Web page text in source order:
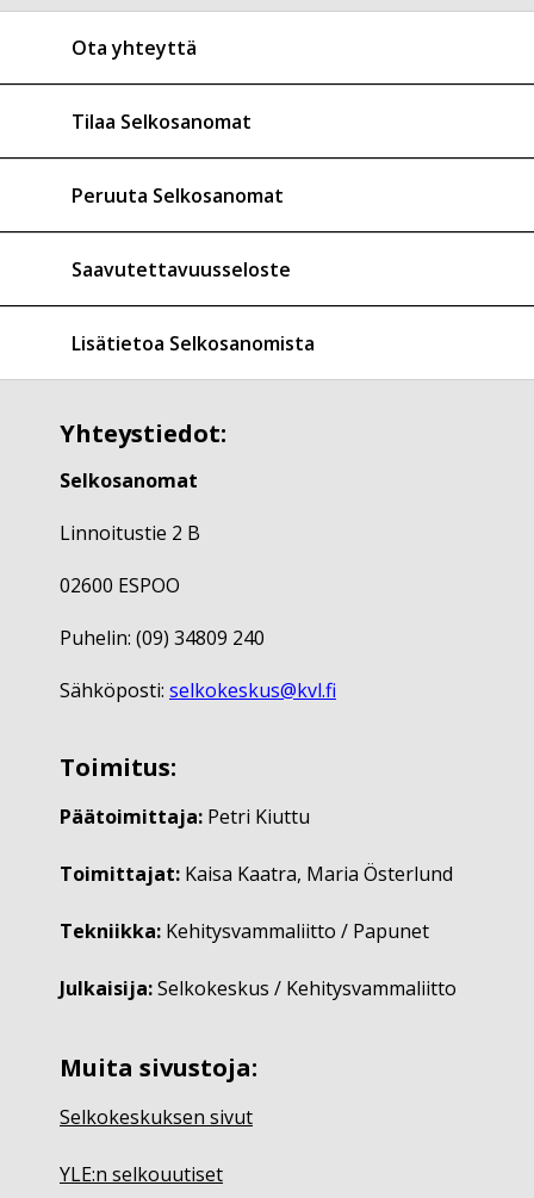
Ota yhteyttä
Tilaa Selkosanomat
Peruuta Selkosanomat
Saavutettavuusseloste
Lisätietoa Selkosanomista
Yhteystiedot:
Selkosanomat
Linnoitustie 2 B
02600 ESPOO
Puhelin: (09) 34809 240
Sähköposti: selkokeskus@kvl.fi
Toimitus:
Päätoimittaja: Petri Kiuttu
Toimittajat: Kaisa Kaatra, Maria Österlund
Tekniikka: Kehitysvammaliitto / Papunet
Julkaisija:Selkokeskus / Kehitysvammaliitto
Muita sivustoja:
Selkokeskuksen sivut
YLE:n selkouutiset